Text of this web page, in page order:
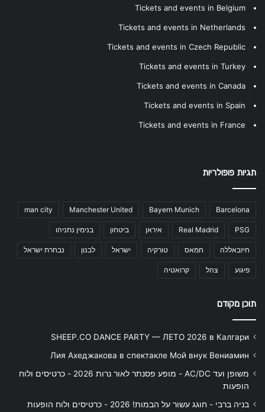
Tickets and events in Belgium
Tickets and events in Netherlands
Tickets and events in Czech Republic
Tickets and events in Turkey
Tickets and events in Canada
Tickets and events in Spain
Tickets and events in France
תגיות פופולריות
Barcelona
Bayern Munich
Manchester United
man city
PSG
Real Madrid איראן ביטחון בנימין נתניהו
חיזבאללה חמאס טורקיה ישראל לבנון נבחרת ישראל
פיגוע צהל קרואטיה
תוכן מקודם
SHEEP.CO DANCE PARTY — ЛЕТО 2026 в Калгари
Лия Ахеджакова в спектакле Мой внук Вениамин
משופן ועד AC/DC - מופע פסנתר לאור נרות 2026 - כרטיסים ולוח
הופעות
בניה ברבי - חוגג עשור על הבמות! 2026 - כרטיסים ולוח הופעות